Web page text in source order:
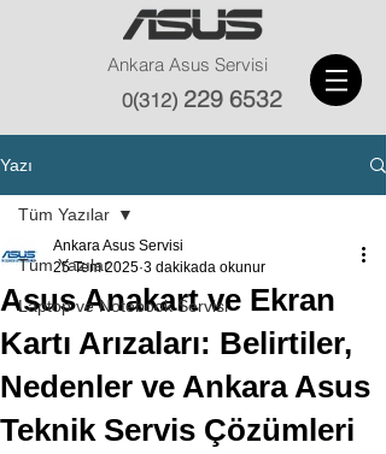
Ankara Asus Servisi
0(312) 229 6532
Yazı
Tüm Yazılar
Laptop ve Notebook Servisi
Tüm Yazılar
Asus Anakart ve Ekran
Kartı Arızaları: Belirtiler,
Nedenler ve Ankara Asus
Teknik Servis Çözümleri
Ankara Asus Servisi
25 Tem 2025 3 dakikada okunur